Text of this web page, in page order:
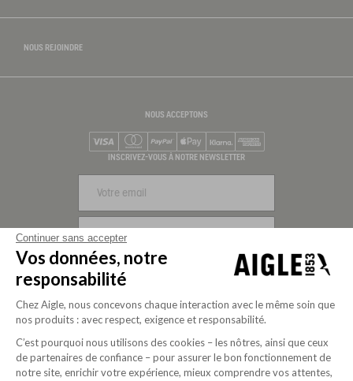
NOUS REJOINDRE
NOUS ACCEPTONS
Visa Mastercard
PayPalApple PayKlarna
INSCRIVEZ-VOUS À NOTRE NEWSLETTER
Continuer sans accepter
Vos données, notre
responsabilité
Chez Aigle, nous concevons chaque interaction avec le même soin que
nos produits : avec respect, exigence et responsabilité.
C’est pourquoi nous utilisons des cookies – les nôtres, ainsi que ceux
de partenaires de confiance – pour assurer le bon fonctionnement de
notre site, enrichir votre expérience, mieux comprendre vos attentes,